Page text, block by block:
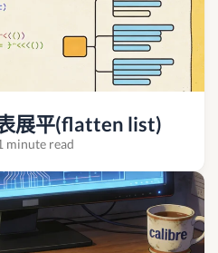
展平(flatten list)
minute read